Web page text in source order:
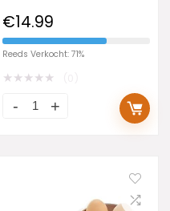
Eierkocher, 2 Eier,
Einfache Bedienung
Inklusive Messbecher, mit
EU-Stecker, für Zuhause,
€14.99
Reeds Verkocht: 71%
★★★★★